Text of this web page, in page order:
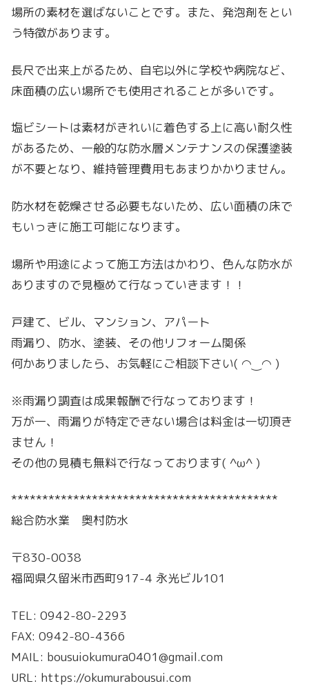
場所の素材を選ばないことです。また、発泡剤をとい
う特徴があります。
長尺で出来上がるため、自宅以外に学校や病院など、
床面積の広い場所でも使用されることが多いです。
塩ビシートは素材がきれいに着色する上に高い耐久性
があるため、一般的な防水層メンテナンスの保護塗装
が不要となり、維持管理費用もあまりかかりません。
防水材を乾燥させる必要もないため、広い面積の床で
もいっきに施工可能になります。
場所や用途によって施工方法はかわり、色んな防水が
ありますので見極めて行なっていきます！！
戸建て、ビル、マンション、アパート
雨漏り、防水、塗装、その他リフォーム関係
何かありましたら、お気軽にご相談下さい( ◠‿◠ )
※雨漏り調査は成果報酬で行なっております！
万が一、雨漏りが特定できない場合は料金は一切頂き
ません！
その他の見積も無料で行なっております( ^ω^ )
*******************************************
総合防水業 奥村防水
〒830-0038
福岡県久留米市西町917-4 永光ビル101
TEL: 0942-80-2293
FAX: 0942-80-4366
MAIL: bousuiokumura0401@gmail.com
URL: https://okumurabousui.com